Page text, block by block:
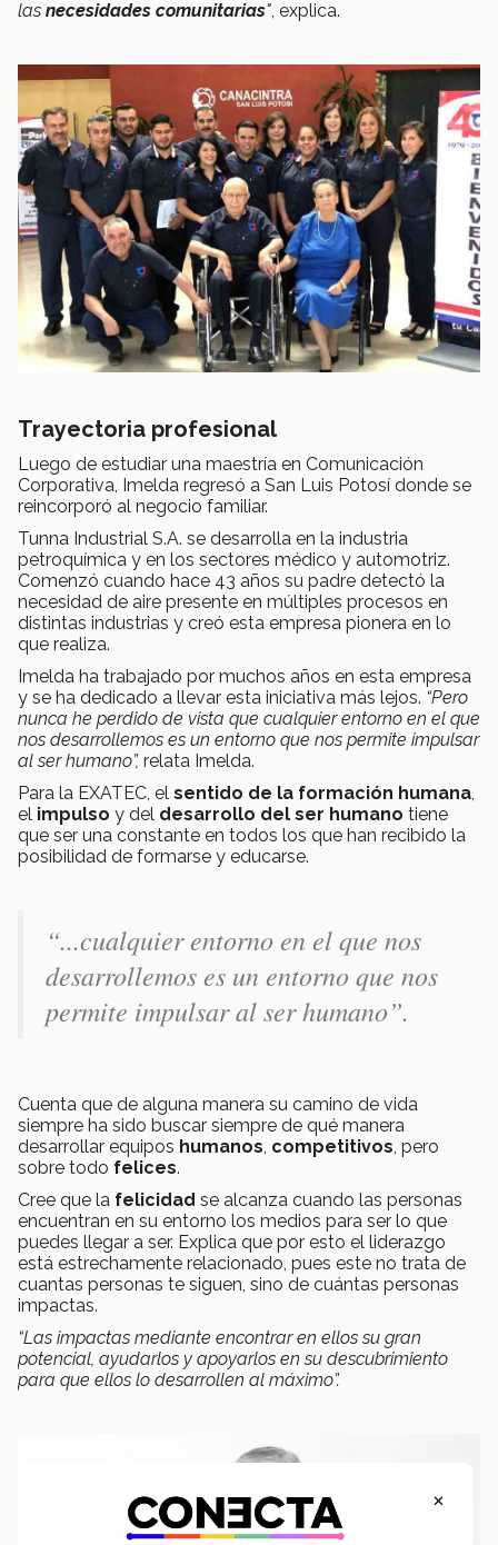
las necesidades comunitarias", explica.
Trayectoria profesional
Luego de estudiar una maestría en Comunicación
Corporativa, Imelda regresó a San Luis Potosí donde se
reincorporó al negocio familiar.
Tunna Industrial S.A. se desarrolla en la industria
petroquímica y en los sectores médico y automotriz.
Comenzó cuando hace 43 años su padre detectó la
necesidad de aire presente en múltiples procesos en
distintas industrias y creó esta empresa pionera en lo
que realiza.
Imelda ha trabajado por muchos años en esta empresa
y se ha dedicado a llevar esta iniciativa más lejos. “Pero
nunca he perdido de vista que cualquier entorno en el que
nos desarrollemos es un entorno que nos permite impulsar
al ser humano”, relata Imelda.
Para la EXATEC, el sentido de la formación humana,
el impulso y del desarrollo del ser humano tiene
que ser una constante en todos los que han recibido la
posibilidad de formarse y educarse.
“...cualquier entorno en el que nos
desarrollemos es un entorno que nos
permite impulsar al ser humano”.
Cuenta que de alguna manera su camino de vida
siempre ha sido buscar siempre de qué manera
desarrollar equipos humanos, competitivos, pero
sobre todo felices.
Cree que la felicidad se alcanza cuando las personas
encuentran en su entorno los medios para ser lo que
puedes llegar a ser. Explica que por esto el liderazgo
está estrechamente relacionado, pues este no trata de
cuantas personas te siguen, sino de cuántas personas
impactas.
“Las impactas mediante encontrar en ellos su gran
potencial, ayudarlos y apoyarlos en su descubrimiento
para que ellos lo desarrollen al máximo”.
×